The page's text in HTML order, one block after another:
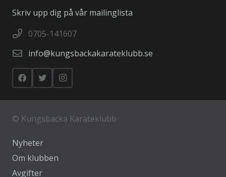
Skriv upp dig på vår mailinglista
0705-141607
info@kungsbackakarateklubb.se
© Kungsbacka Karateklubb
Nyheter
Om klubben
Avgifter